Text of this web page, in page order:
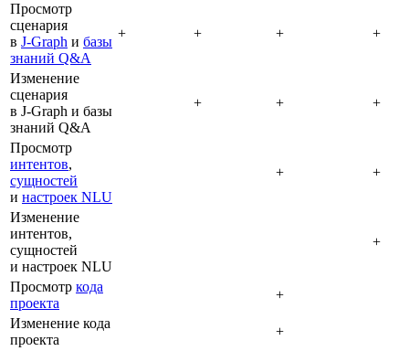
Просмотр
сценария
в J‑Graph и базы
знаний Q&A
+ + + +
Изменение
сценария
в J‑Graph и базы
знаний Q&A
+ + +
Просмотр
интентов,
сущностей
и настроек NLU
+ +
Изменение
интентов,
сущностей
и настроек NLU
+
Просмотр кода
проекта
+
Изменение кода
проекта
+